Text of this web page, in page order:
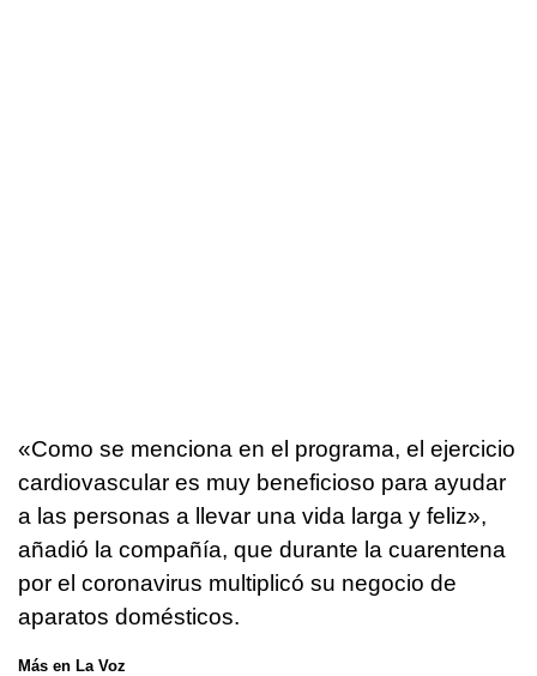
«Como se menciona en el programa, el ejercicio
cardiovascular es muy beneficioso para ayudar
a las personas a llevar una vida larga y feliz»,
añadió la compañía, que durante la cuarentena
por el coronavirus multiplicó su negocio de
aparatos domésticos.
Más en La Voz